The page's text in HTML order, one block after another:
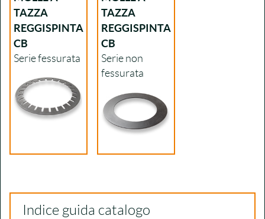
TAZZA
REGGISPINTA
CB
Serie fessurata
TAZZA
REGGISPINTA
CB
Serie non
fessurata
Indice guida catalogo